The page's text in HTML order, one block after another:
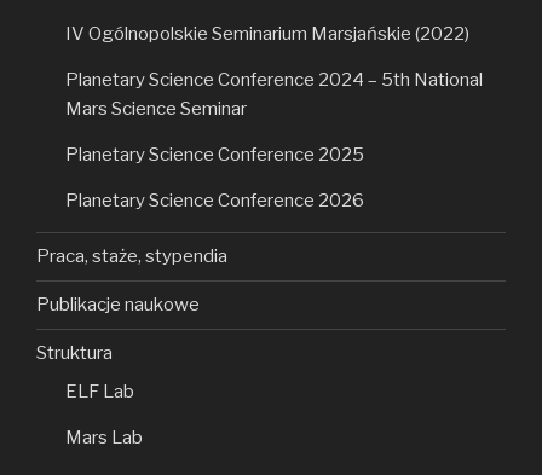
IV Ogólnopolskie Seminarium Marsjańskie (2022)
Planetary Science Conference 2024 – 5th National
Mars Science Seminar
Planetary Science Conference 2025
Planetary Science Conference 2026
Praca, staże, stypendia
Publikacje naukowe
Struktura
ELF Lab
Mars Lab